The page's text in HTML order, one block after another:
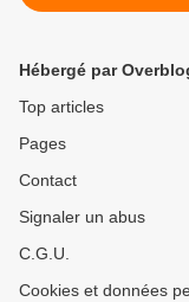
Hébergé par
Top articles
Pages
Contact
Signaler un abus
C.G.U.
Cookies et données